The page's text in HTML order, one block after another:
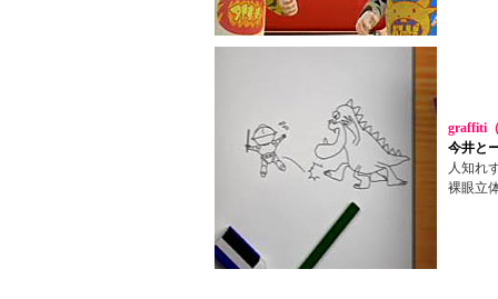
graffiti
今井と
人知れ
裸眼立